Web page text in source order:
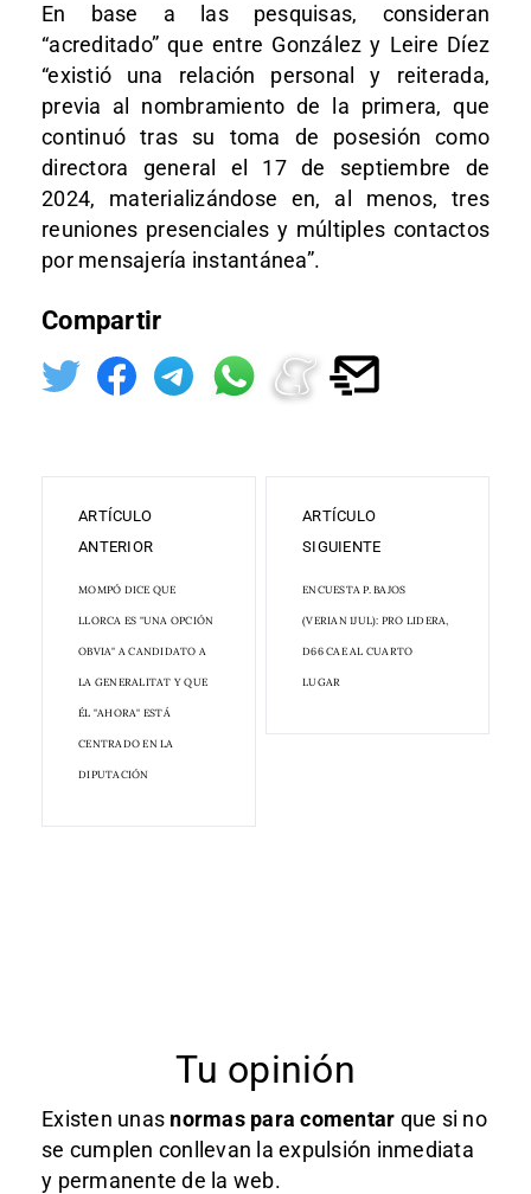
En base a las pesquisas, consideran
“acreditado” que entre González y Leire Díez
“existió una relación personal y reiterada,
previa al nombramiento de la primera, que
continuó tras su toma de posesión como
directora general el 17 de septiembre de
2024, materializándose en, al menos, tres
reuniones presenciales y múltiples contactos
por mensajería instantánea”.
Compartir
ARTÍCULO
ANTERIOR
MOMPÓ DICE QUE
LLORCA ES "UNA OPCIÓN
OBVIA" A CANDIDATO A
LA GENERALITAT Y QUE
ÉL "AHORA" ESTÁ
CENTRADO EN LA
DIPUTACIÓN
ARTÍCULO
SIGUIENTE
ENCUESTA P. BAJOS
(VERIAN 1JUL): PRO LIDERA,
D66 CAE AL CUARTO
LUGAR
Tu opinión
Existen unas normas para comentar que si no
se cumplen conllevan la expulsión inmediata
y permanente de la web.